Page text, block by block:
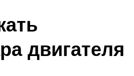
двигателя